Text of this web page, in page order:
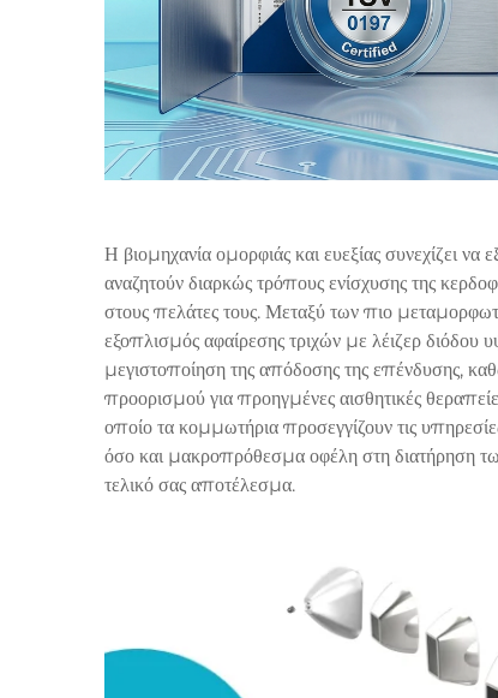
Η βιομηχανία ομορφιάς και ευεξίας συνεχίζει
αναζητούν διαρκώς τρόπους ενίσχυσης της
στους πελάτες τους. Μεταξύ των πιο
εξοπλισμός αφαίρεσης τριχών με λέιζερ διόδου
μεγιστοποίηση της απόδοσης της επένδυσης,
προορισμού για προηγμένες αισθητικές
οποίο τα κομμωτήρια προσεγγίζουν τις
όσο και μακροπρόθεσμα οφέλη στη διατήρηση
τελικό σας αποτέλεσμα.